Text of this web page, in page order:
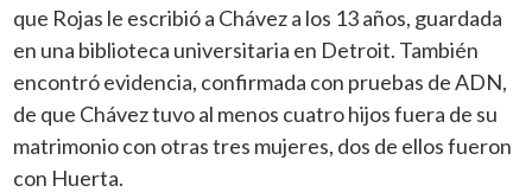
que Rojas le escribió a Chávez a los 13 años, guardada
en una biblioteca universitaria en Detroit. También
encontró evidencia, confirmada con pruebas de ADN,
de que Chávez tuvo al menos cuatro hijos fuera de su
matrimonio con otras tres mujeres, dos de ellos fueron
con Huerta.